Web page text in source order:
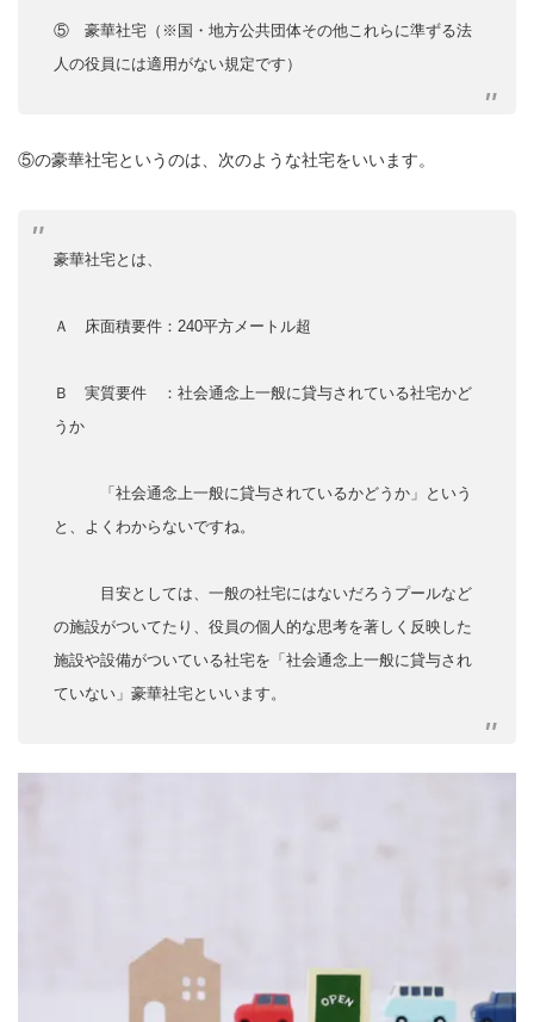
⑤ 豪華社宅（※国・地方公共団体その他これらに準ずる法
人の役員には適用がない規定です）
⑤の豪華社宅というのは、次のような社宅をいいます。
豪華社宅とは、
Ａ 床面積要件：240平方メートル超
Ｂ 実質要件 ：社会通念上一般に貸与されている社宅かど
うか
「社会通念上一般に貸与されているかどうか」という
と、よくわからないですね。
目安としては、一般の社宅にはないだろうプールなど
の施設がついてたり、役員の個人的な思考を著しく反映した
施設や設備がついている社宅を「社会通念上一般に貸与され
ていない」豪華社宅といいます。